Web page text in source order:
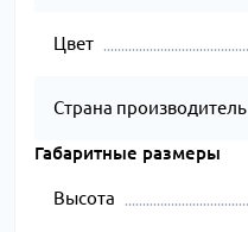
Цвет
Страна производитель
Габаритные размеры
Высота